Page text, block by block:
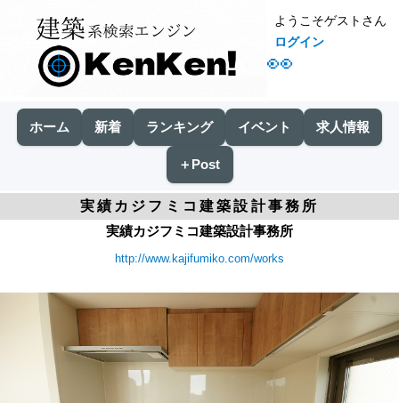
👀
ようこそゲストさん
ログイン
ホーム 新着 ランキング イベント 求人情報
＋Post
実績カジフミコ建築設計事務所
実績カジフミコ建築設計事務所
http://www.kajifumiko.com/works